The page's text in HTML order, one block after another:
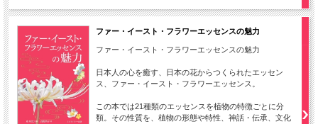
ファー・イースト・フラワーエッセンスの魅力
ファー・イースト・フラワーエッセンスの魅力
日本人の心を癒す、日本の花からつくられたエッセン
ス、ファー・イースト・フラワーエッセンス。
この本では21種類のエッセンスを植物の特徴ごとに分
類。その性質を、植物の形態や特性、神話・伝承、文化